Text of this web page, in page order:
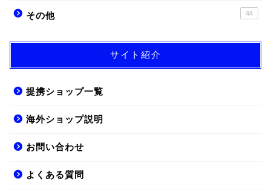
その他 44
サイト紹介
提携ショップ一覧
海外ショップ説明
お問い合わせ
よくある質問